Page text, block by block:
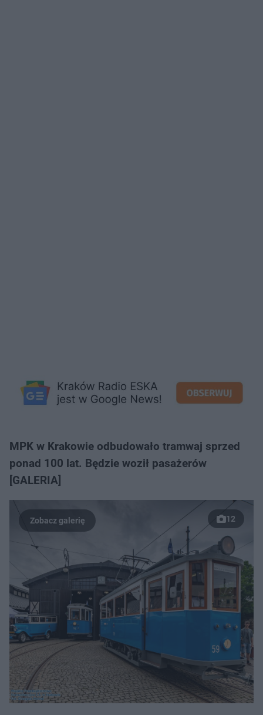
MPK w Krakowie odbudowało tramwaj sprzed
ponad 100 lat. Będzie woził pasażerów
[GALERIA]
12